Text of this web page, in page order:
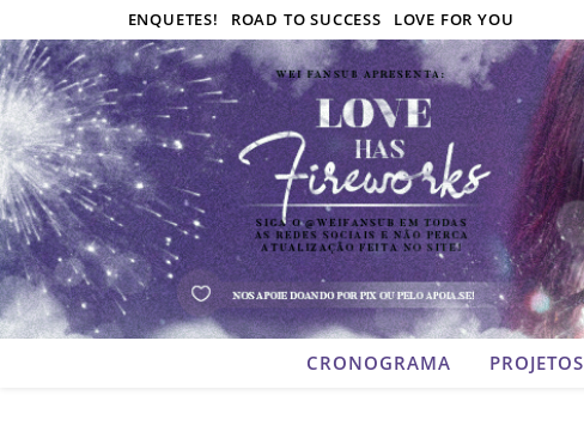
ENQUETES! ROAD TO SUCCESS LOVE FOR YOU
CRONOGRAMA PROJETOS